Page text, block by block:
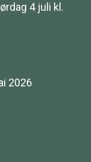
4 juli kl.
2026